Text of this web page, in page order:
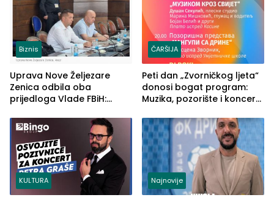
Biznis
Uprava Nove Željezare
Zenica odbila oba
prijedloga Vlade FBiH:
rješenje
ČARŠIJA
Peti dan „Zvorničkog ljeta“
donosi bogat program:
Muzika, pozorište i koncert
KULTURA Najnovije